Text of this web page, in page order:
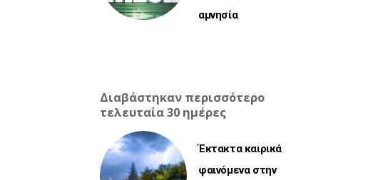
αμνησία
Διαβάστηκαν περισσότερο
τελευταία 30 ημέρες
Έκτακτα καιρικά
φαινόμενα στην